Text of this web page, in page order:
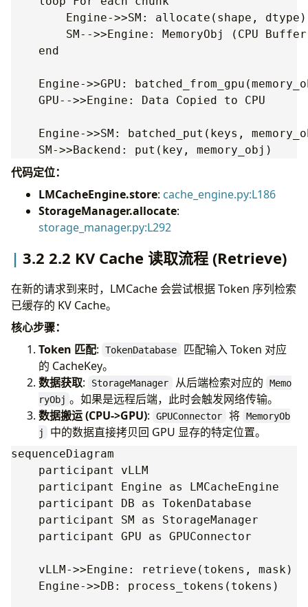
        Engine->>SM: allocate(shape, dtype)
SM-->>Engine: MemoryObj (CPU
    end
Engine->>GPU:
    GPU-->>Engine: Data Copied to CPU
Engine->>SM: batched_put(keys,
代码定位：
LMCacheEngine.store: cache_engine.py:L186
StorageManager.allocate:
storage_manager.py:L292
3.2 2.2 KV Cache 读取流程 (Retrieve)
在新的请求到来时，LMCache 会尝试根据 Token 序列检索
已缓存的 KV Cache。
核心步骤：
Token 匹配: TokenDatabase
匹配输入 Token 对应
的 CacheKey。
数据获取: StorageManager 从后端检索对应的
Memo
ryObj 。如果是远程后端，此时会触发网络传输。
数据搬运 (CPU->GPU): GPUConnector 将 MemoryOb
j
中的数据直接拷贝回 GPU 显存的特定位置。
sequenceDiagram
    participant vLLM
    participant Engine as LMCacheEngine
    participant DB as TokenDatabase
    participant SM as StorageManager
    participant GPU as GPUConnector
    vLLM->>Engine: retrieve(tokens, mask)
    Engine->>DB: process_tokens(tokens)